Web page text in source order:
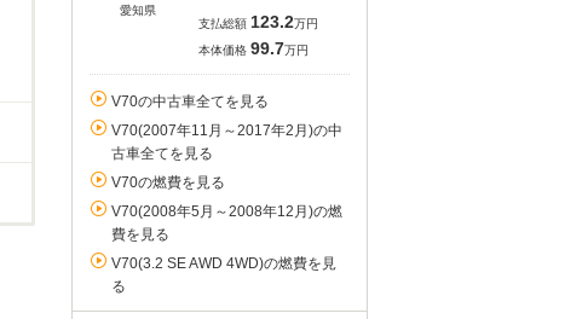
愛知県
支払総額 123.2万円
本体価格 99.7万円
V70の中古車全てを見る
V70(2007年11月～2017年2月)の中
古車全てを見る
V70の燃費を見る
V70(2008年5月～2008年12月)の燃
費を見る
V70(3.2 SE AWD 4WD)の燃費を見
る